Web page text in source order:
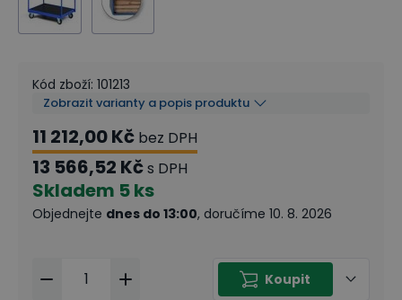
Kód zboží: 101213
Zobrazit varianty a popis produktu
11 212,00 Kč bez DPH
13 566,52 Kčs DPH
Skladem 5 ks
Objednejte dnes do 13:00, doručíme 10. 8. 2026
Koupit